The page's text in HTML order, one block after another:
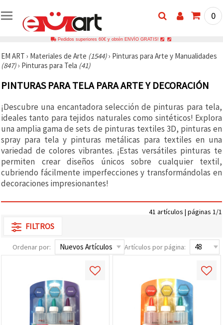
0
Pedidos superiores 60€ y obtén ENVÍO GRATIS!
EM ART › Materiales de Arte (1544)› Pinturas para Arte y Manualidades
(847)› Pinturas para Tela (41)
PINTURAS PARA TELA PARA ARTE Y DECORACIÓN
¡Descubre una encantadora selección de pinturas para tela,
ideales tanto para tejidos naturales como sintéticos! Explora
una amplia gama de sets de pinturas textiles 3D, pinturas en
spray para tela y pinturas metálicas para textiles en una
variedad de colores vibrantes. ¡Estas versátiles pinturas te
permiten crear diseños únicos sobre cualquier textil,
cubriendo fácilmente imperfecciones y transformándolas en
decoraciones impresionantes!
41 artículos | páginas 1/1
FILTROS
Ordenar por: Artículos por página: